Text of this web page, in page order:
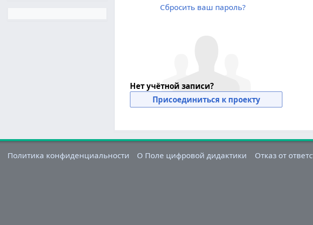
Сбросить ваш пароль?
Нет учётной записи?
Присоединиться к проекту
Политика конфиденциальности О Поле цифровой дидактики Отказ от